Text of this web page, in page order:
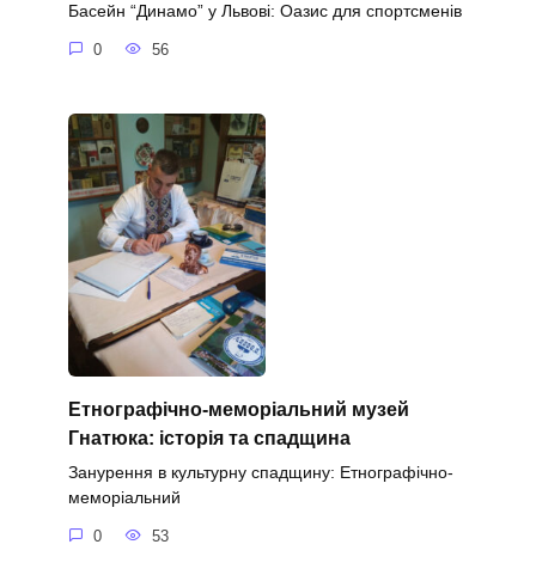
Басейн “Динамо” у Львові: Оазис для спортсменів
0 56
Етнографічно-меморіальний музей
Гнатюка: історія та спадщина
Занурення в культурну спадщину: Етнографічно-
меморіальний
0 53